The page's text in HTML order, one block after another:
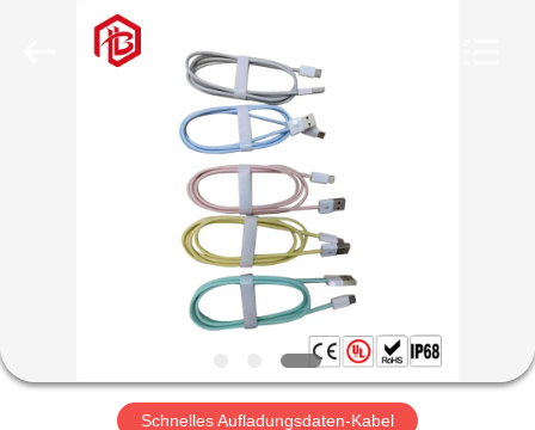
PRODUKTE
FABRIK-
Schnelles Aufladungsdaten-Kabel